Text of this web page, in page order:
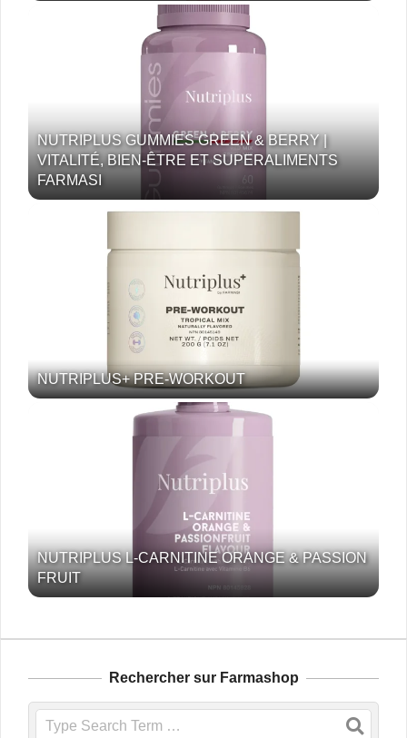
NUTRIPLUS GUMMIES GREEN & BERRY |
VITALITÉ, BIEN-ÊTRE ET SUPERALIMENTS
FARMASI
NUTRIPLUS+ PRE-WORKOUT
NUTRIPLUS L-CARNITINE ORANGE & PASSION
FRUIT
Rechercher sur Farmashop
Search